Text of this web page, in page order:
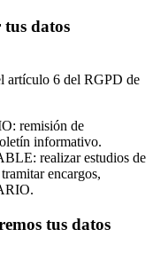
datos
artículo 6 del RGPD de
remisión de
informativo.
realizar estudios de
encargos,
tus datos